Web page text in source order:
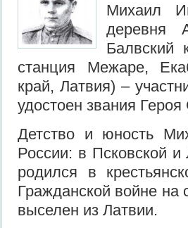
Михаил
деревня
Балвский
станция Межаре,
край, Латвия) –
удостоен звания
Детство и юность
России: в Псковской
родился в
Гражданской войне на
выселен из Латвии.